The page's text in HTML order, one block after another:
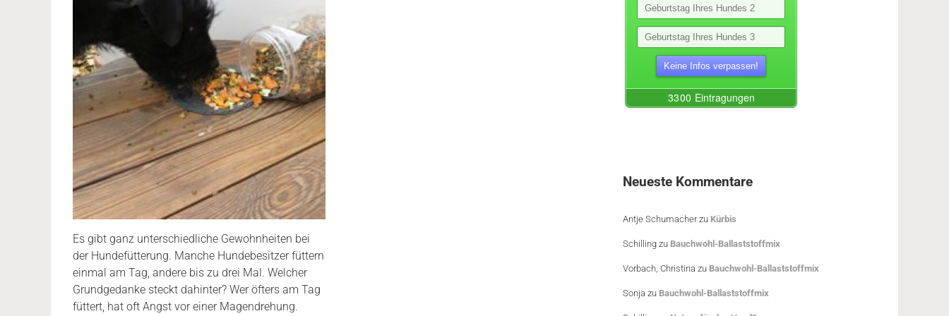
Es gibt ganz unterschiedliche Gewohnheiten bei
der Hundefütterung. Manche Hundebesitzer füttern
einmal am Tag, andere bis zu drei Mal. Welcher
Grundgedanke steckt dahinter? Wer öfters am Tag
füttert, hat oft Angst vor einer Magendrehung.
Neueste Kommentare
Antje Schumacherzu Kürbis
Schilling zu Bauchwohl-Ballaststoffmix
Vorbach, Christina zu Bauchwohl-Ballaststoffmix
Sonja zu Bauchwohl-Ballaststoffmix